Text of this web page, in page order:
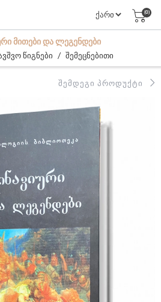
(0)
ᲛᲘᲗᲔᲑᲘ ᲓᲐ ᲚᲔᲒᲔᲜᲓᲔᲑᲘ
წიგნები / შემეცნებითი
ᲨᲔᲛᲓᲔᲒᲘ ᲞᲠᲝᲓᲣᲥᲢᲘ